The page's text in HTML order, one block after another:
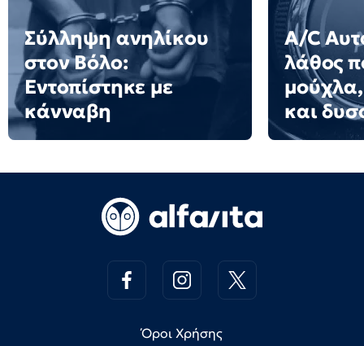
Σύλληψη ανηλίκου
στον Βόλο:
Εντοπίστηκε με
κάνναβη
A/C
λάθος
και
Όροι Χρήσης